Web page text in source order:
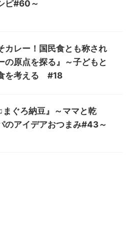
ピ#60～
カレー！国民食とも称され
の原点を探る』～子どもと
を考える #18
まぐろ納豆』～ママと乾
のアイデアおつまみ#43～